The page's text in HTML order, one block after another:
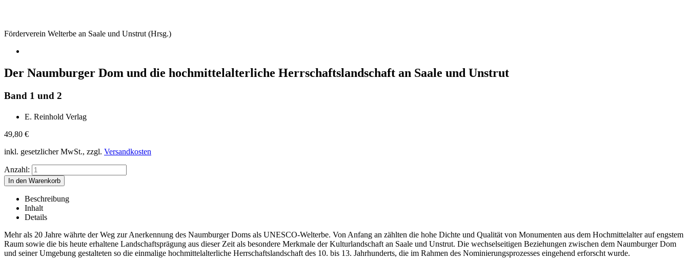
Förderverein Welterbe an Saale und Unstrut (Hrsg.)
Der Naumburger Dom und die hochmittelalterliche Herrschaftslandschaft an Saale und Unstrut
Band 1 und 2
E. Reinhold Verlag
49,80 €
inkl. gesetzlicher MwSt., zzgl. Versandkosten
Anzahl:
Beschreibung
Inhalt
Details
Mehr als 20 Jahre währte der Weg zur Anerkennung des Naumburger Doms als UNESCO-Welterbe. Von Anfang an zählten die hohe Dichte und Qualität von Monumenten aus dem Hochmittelalter auf engstem
Raum sowie die bis heute erhaltene Landschaftsprägung aus dieser Zeit als besondere Merkmale der Kulturlandschaft an Saale und Unstrut. Die wechselseitigen Beziehungen zwischen dem Naumburger Dom
und seiner Umgebung gestalteten so die einmalige hochmittelalterliche Herrschaftslandschaft des 10. bis 13. Jahrhunderts, die im Rahmen des Nominierungsprozesses eingehend erforscht wurde.